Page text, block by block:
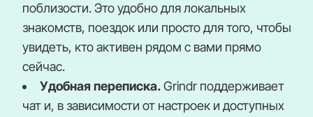
поблизости. Это удобно для локальных
знакомств, поездок или просто для того, чтобы
увидеть, кто активен рядом с вами прямо
сейчас.
Удобная переписка.Grindr поддерживает
чат и, в зависимости от настроек и доступных